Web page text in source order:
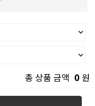
총 상품 금액 0 원